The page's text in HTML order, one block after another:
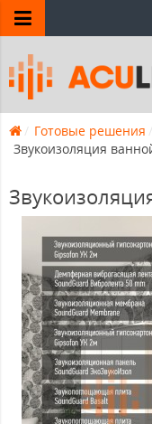
Готовые решения
Звукоизоляция